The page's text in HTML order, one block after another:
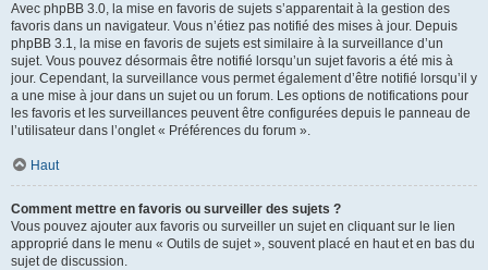
Avec phpBB 3.0, la mise en favoris de sujets s’apparentait à la gestion des
favoris dans un navigateur. Vous n’étiez pas notifié des mises à jour. Depuis
phpBB 3.1, la mise en favoris de sujets est similaire à la surveillance d’un
sujet. Vous pouvez désormais être notifié lorsqu’un sujet favoris a été mis à
jour. Cependant, la surveillance vous permet également d’être notifié lorsqu’il y
a une mise à jour dans un sujet ou un forum. Les options de notifications pour
les favoris et les surveillances peuvent être configurées depuis le panneau de
l’utilisateur dans l’onglet « Préférences du forum ».
Haut
Comment mettre en favoris ou surveiller des sujets ?
Vous pouvez ajouter aux favoris ou surveiller un sujet en cliquant sur le lien
approprié dans le menu « Outils de sujet », souvent placé en haut et en bas du
sujet de discussion.